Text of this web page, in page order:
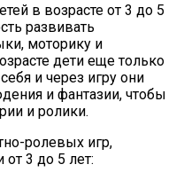
в возрасте от 3 до 5
развивать
моторику и
дети еще только
и через игру они
и фантазии, чтобы
и ролики.
ролевых игр,
3 до 5 лет: